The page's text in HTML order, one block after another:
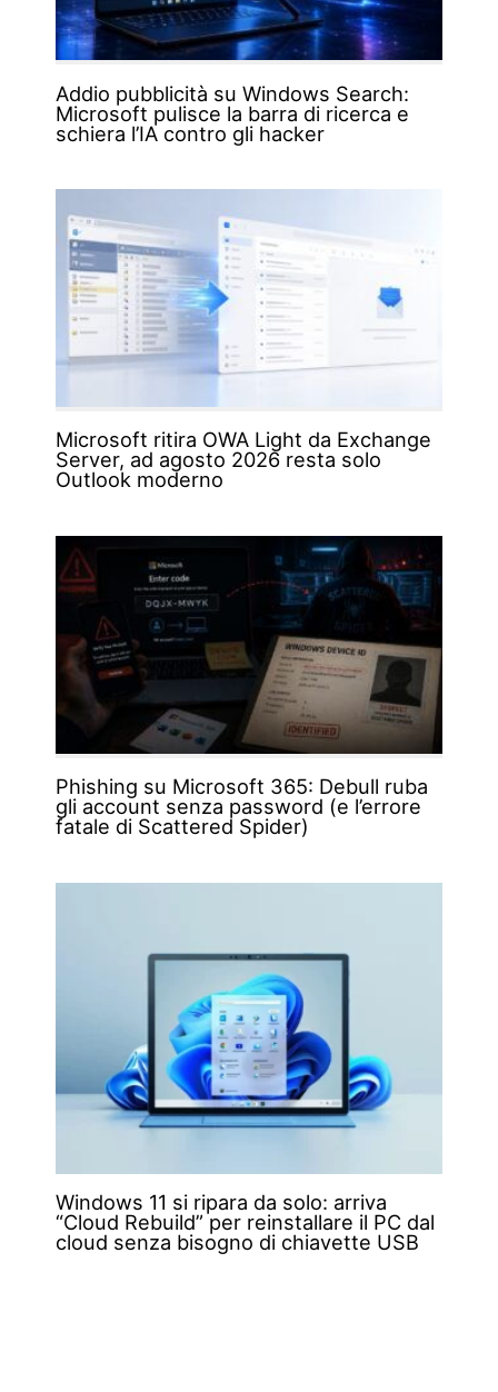
Addio pubblicità su Windows Search:
Microsoft pulisce la barra di ricerca e
schiera l’IA contro gli hacker
Microsoft ritira OWA Light da Exchange
Server, ad agosto 2026 resta solo
Outlook moderno
Phishing su Microsoft 365: Debull ruba
gli account senza password (e l’errore
fatale di Scattered Spider)
Windows 11 si ripara da solo: arriva
“Cloud Rebuild” per reinstallare il PC dal
cloud senza bisogno di chiavette USB